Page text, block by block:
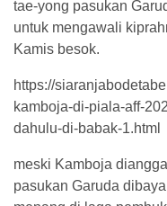
tae-yong pasukan
untuk mengawali
Kamis besok.
https://
kamboja-di-piala-aff-
dahulu-di-babak-1.html
meski Kamboja
pasukan Garuda